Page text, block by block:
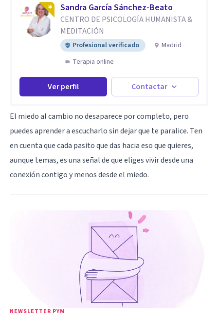
Sandra García Sánchez-Beato
CENTRO DE PSICOLOGÍA HUMANISTA &
MEDITACIÓN
Profesional verificado
Madrid
Terapia online
Ver perfil Contactar
El miedo al cambio no desaparece por completo, pero
puedes aprender a escucharlo sin dejar que te paralice. Ten
en cuenta que cada pasito que das hacia eso que quieres,
aunque temas, es una señal de que eliges vivir desde una
conexión contigo y menos desde el miedo.
NEWSLETTER PYM